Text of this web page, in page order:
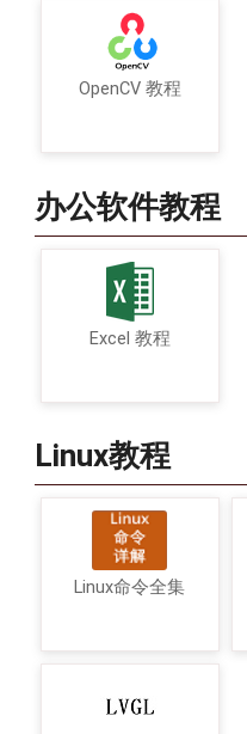
OpenCV 教程
办公软件教程
Excel 教程
Linux教程
Linux命令全集